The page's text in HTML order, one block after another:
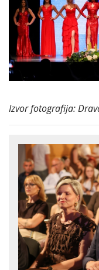
Izvor fotografija: